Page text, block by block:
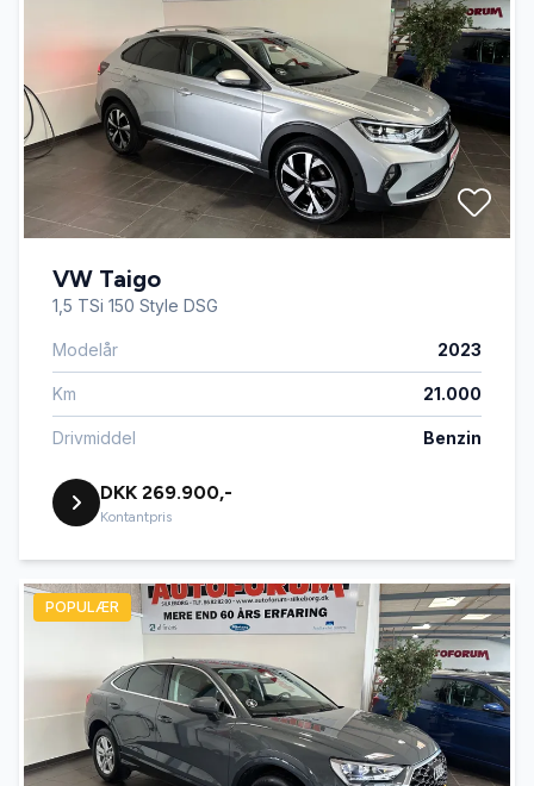
VW Taigo
1,5 TSi 150 Style DSG
Modelår 2023
Km 21.000
Drivmiddel Benzin
DKK 269.900,-
Kontantpris
POPULÆR